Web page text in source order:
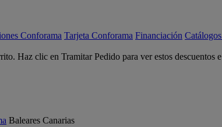
Conforama Tarjeta Conforama Financiación
Haz clic en Tramitar Pedido para ver estos descuentos
Baleares Canarias